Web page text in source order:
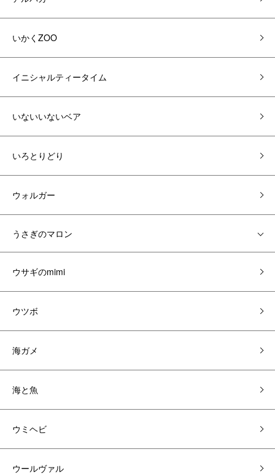
いかくZOO
イニシャルティータイム
いないいないベア
いろとりどり
ウォルガー
うさぎのマロン
ウサギのmimi
ウツボ
海ガメ
海と魚
ウミヘビ
ウールヴァル